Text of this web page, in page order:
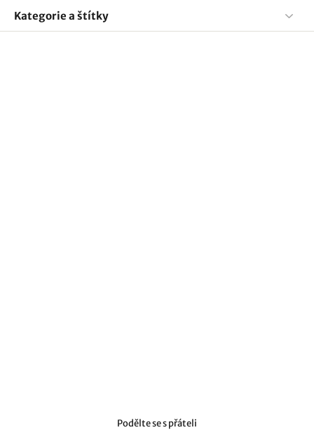
Kategorie a štítky
Podělte se s přáteli